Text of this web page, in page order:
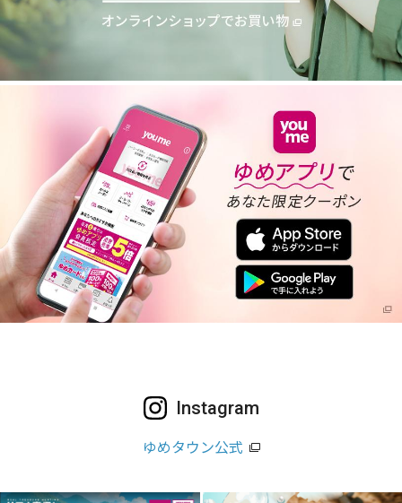
Instagram
ゆめタウン公式